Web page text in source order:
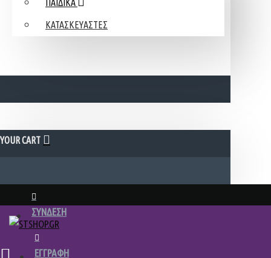
ΠΑΙΔΙΚΑ
ΚΑΤΑΣΚΕΥΑΣΤΕΣ
YOUR CART
ΣΥΝΔΕΣΗ
ΕΓΓΡΑΦΗ